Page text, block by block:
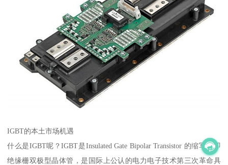
IGBT的本土市场机遇
什么是IGBT呢？IGBT是Insulated Gate Bipolar Transistor 的缩写，即
绝缘栅双极型晶体管，是国际上公认的电力电子技术第三次革命具